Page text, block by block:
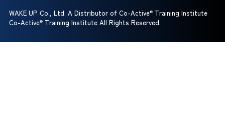
WAKE UP Co., Ltd. A Distributor of Co-Active®Training Institute
Co-Active®Training Institute All Rights Reserved.